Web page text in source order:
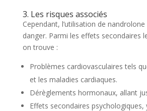
3. Les risques associés
Cependant, l’utilisation de nandrolone
danger. Parmi les effets secondaires
on trouve :
Problèmes cardiovasculaires tels
et les maladies cardiaques.
Dérèglements hormonaux, allant
Effets secondaires psychologiques,